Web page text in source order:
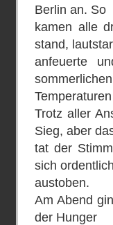
Berlin an. So
kamen alle
stand,
anfeuerte
sommerlichen
Trotz aller
Sieg, aber
tat der
sich ordentlich
austoben.
Am Abend
der Hunger